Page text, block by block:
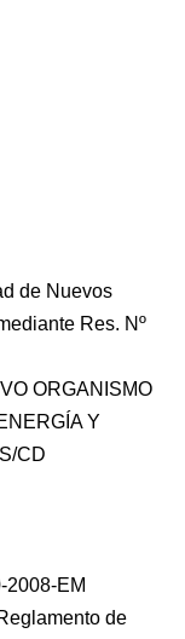
de Nuevos
Res. Nº
ORGANISMO
Y
CD
2008-EM
de